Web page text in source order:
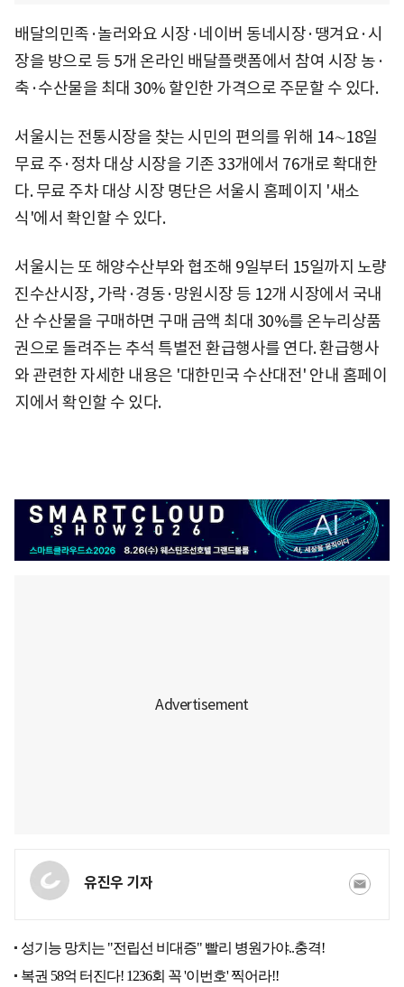
배달의민족·놀러와요 시장·네이버 동네시장·땡겨요·시
장을 방으로 등 5개 온라인 배달플랫폼에서 참여 시장 농·
축·수산물을 최대 30% 할인한 가격으로 주문할 수 있다.
서울시는 전통시장을 찾는 시민의 편의를 위해 14∼18일
무료 주·정차 대상 시장을 기존 33개에서 76개로 확대한
다. 무료 주차 대상 시장 명단은 서울시 홈페이지 '새소
식'에서 확인할 수 있다.
서울시는 또 해양수산부와 협조해 9일부터 15일까지 노량
진수산시장, 가락·경동·망원시장 등 12개 시장에서 국내
산 수산물을 구매하면 구매 금액 최대 30%를 온누리상품
권으로 돌려주는 추석 특별전 환급행사를 연다. 환급행사
와 관련한 자세한 내용은 '대한민국 수산대전' 안내 홈페이
지에서 확인할 수 있다.
유진우 기자